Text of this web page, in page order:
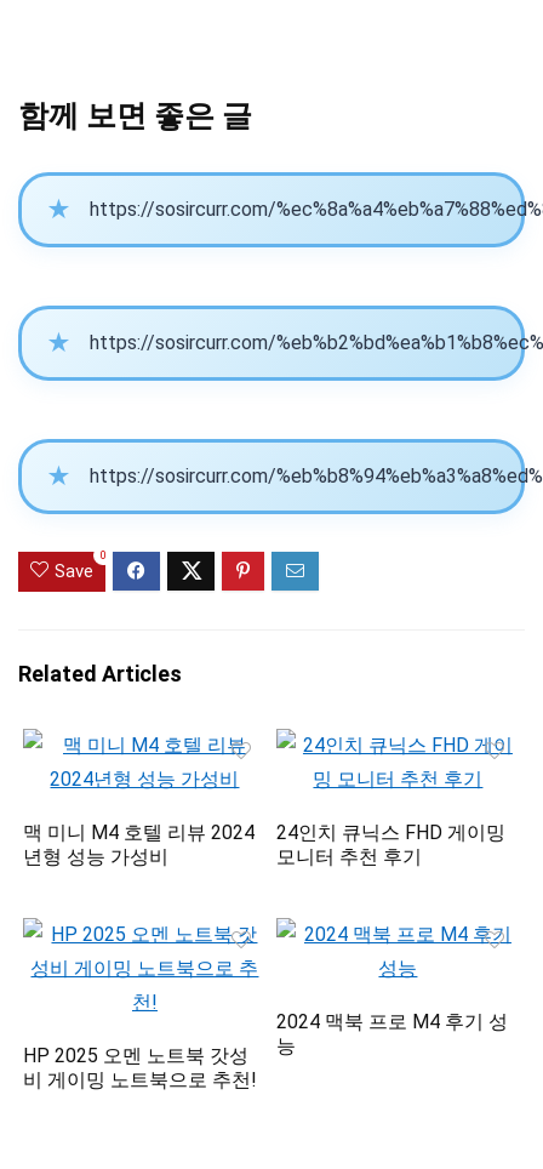
함께 보면 좋은 글
https://sosircurr.com/
https://sosircurr.com/
https://sosircurr.com/
Save
0
Related Articles
맥 미니 M4 호텔 리뷰 2024
년형 성능 가성비
24인치 큐닉스 FHD 게이밍
모니터 추천 후기
HP 2025 오멘 노트북 갓성
비 게이밍 노트북으로 추천!
2024 맥북 프로 M4 후기 성
능